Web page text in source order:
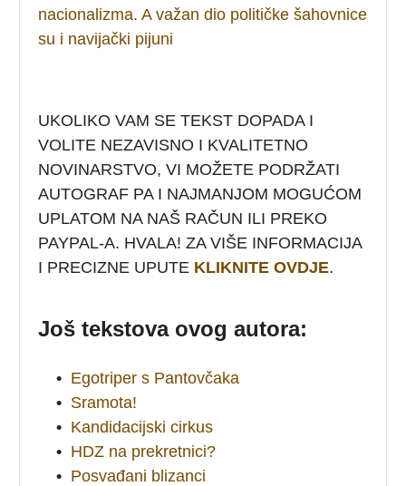
nacionalizma. A važan dio političke šahovnice
su i navijački pijuni
UKOLIKO VAM SE TEKST DOPADA I
VOLITE NEZAVISNO I KVALITETNO
NOVINARSTVO, VI MOŽETE PODRŽATI
AUTOGRAF PA I NAJMANJOM MOGUĆOM
UPLATOM NA NAŠ RAČUN ILI PREKO
PAYPAL-A. HVALA! ZA VIŠE INFORMACIJA
I PRECIZNE UPUTE KLIKNITE OVDJE.
Još tekstova ovog autora:
• Egotriper s Pantovčaka
• Sramota!
• Kandidacijski cirkus
• HDZ na prekretnici?
• Posvađani blizanci